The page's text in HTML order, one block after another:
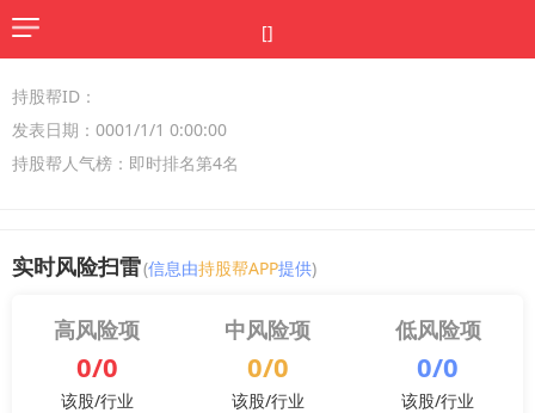
[]
持股帮ID：
发表日期：0001/1/1 0:00:00
持股帮人气榜：即时排名第4名
实时风险扫雷(信息由持股帮APP提供)
高风险项
0/0
该股/行业
中风险项
0/0
该股/行业
低风险项
0/0
该股/行业